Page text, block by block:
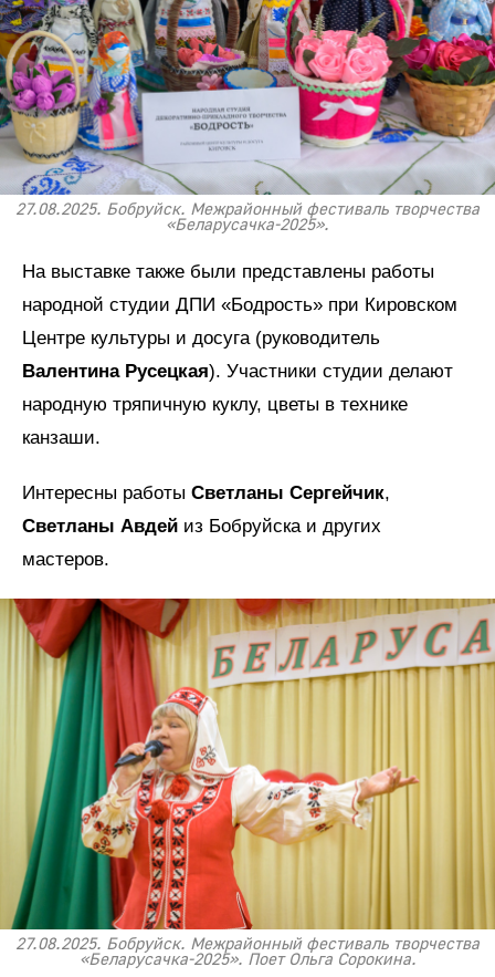
27.08.2025. Бобруйск. Межрайонный фестиваль творчества
«Беларусачка-2025».
На выставке также были представлены работы
народной студии ДПИ «Бодрость» при Кировском
Центре культуры и досуга (руководитель
Валентина Русецкая). Участники студии делают
народную тряпичную куклу, цветы в технике
канзаши.
Интересны работы Светланы Сергейчик,
Светланы Авдей из Бобруйска и других
мастеров.
27.08.2025. Бобруйск. Межрайонный фестиваль творчества
«Беларусачка-2025». Поет Ольга Сорокина.